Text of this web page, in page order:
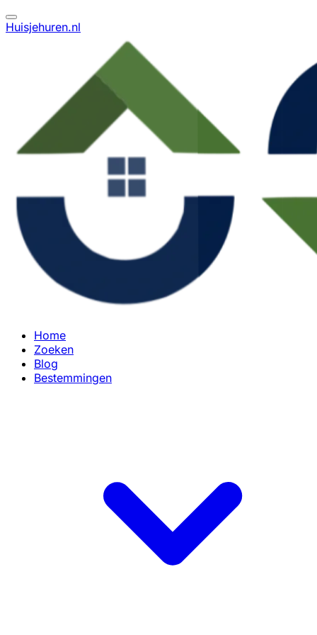
Huisjehuren.nl
Home
Zoeken
Blog
Bestemmingen